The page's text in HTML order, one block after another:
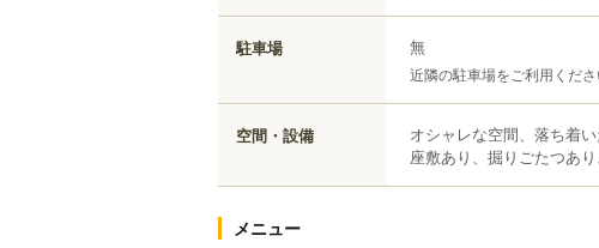
駐車場 無
近隣の駐車場をご利用くださ
空間・設備
オシャレな空間、落ち着
座敷あり、掘りごたつあ
メニュー